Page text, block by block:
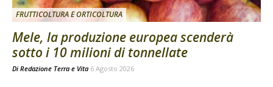
FRUTTICOLTURA E ORTICOLTURA
Mele, la produzione europea scenderà
sotto i 10 milioni di tonnellate
Di Redazione Terra e Vita 6 Agosto 2026